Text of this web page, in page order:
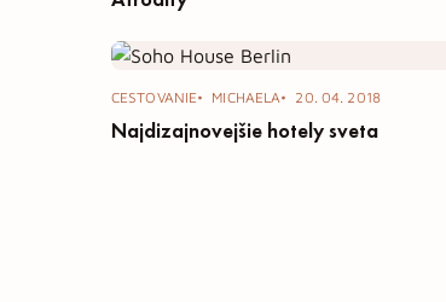
CESTOVANIE MICHAELA 20. 04. 2018
Najdizajnovejšie hotely sveta